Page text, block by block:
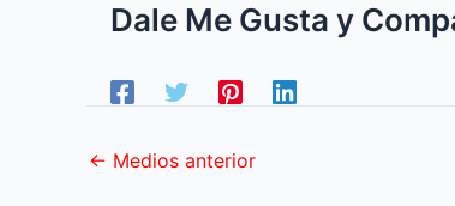
Dale Me Gusta y
← Medios anterior